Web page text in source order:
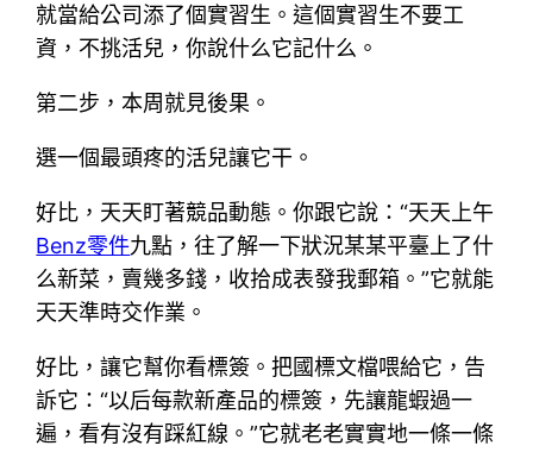
就當給公司添了個實習生。這個實習生不要工
資，不挑活兒，你說什么它記什么。
第二步，本周就見後果。
選一個最頭疼的活兒讓它干。
好比，天天盯著競品動態。你跟它說：“天天上午
Benz零件九點，往了解一下狀況某某平臺上了什
么新菜，賣幾多錢，收拾成表發我郵箱。”它就能
天天準時交作業。
好比，讓它幫你看標簽。把國標文檔喂給它，告
訴它：“以后每款新產品的標簽，先讓龍蝦過一
遍，看有沒有踩紅線。”它就老老實實地一條一條